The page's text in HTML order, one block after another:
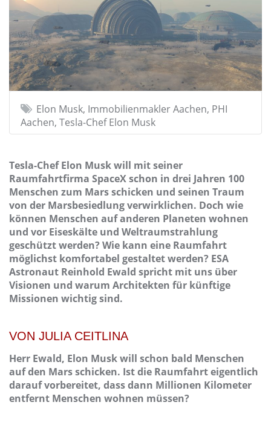
Elon Musk, Immobilienmakler Aachen, PHI
Aachen, Tesla-Chef Elon Musk
Tesla-Chef Elon Musk will mit seiner
Raumfahrtfirma SpaceX schon in drei Jahren 100
Menschen zum Mars schicken und seinen Traum
von der Marsbesiedlung verwirklichen. Doch wie
können Menschen auf anderen Planeten wohnen
und vor Eiseskälte und Weltraumstrahlung
geschützt werden? Wie kann eine Raumfahrt
möglichst komfortabel gestaltet werden? ESA
Astronaut Reinhold Ewald spricht mit uns über
Visionen und warum Architekten für künftige
Missionen wichtig sind.
VON JULIA CEITLINA
Herr Ewald, Elon Musk will schon bald Menschen
auf den Mars schicken. Ist die Raumfahrt eigentlich
darauf vorbereitet, dass dann Millionen Kilometer
entfernt Menschen wohnen müssen?